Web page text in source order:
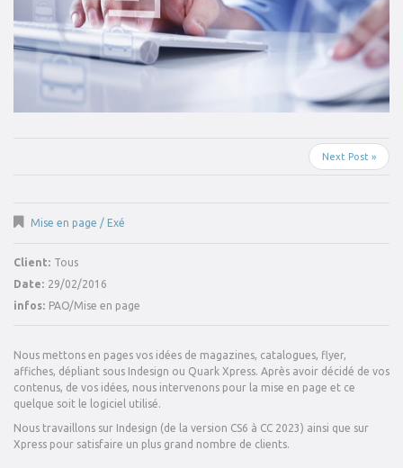
Next Post »
Mise en page / Exé
Client: Tous
Date: 29/02/2016
infos: PAO/Mise en page
Nous mettons en pages vos idées de magazines, catalogues, flyer,
affiches, dépliant sous Indesign ou Quark Xpress. Après avoir décidé de vos
contenus, de vos idées, nous intervenons pour la mise en page et ce
quelque soit le logiciel utilisé.
Nous travaillons sur Indesign (de la version CS6 à CC 2023) ainsi que sur
Xpress pour satisfaire un plus grand nombre de clients.